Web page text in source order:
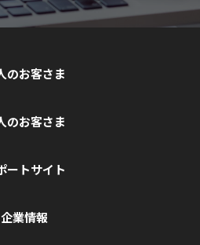
のお客さま
のお客さま
ートサイト
企業情報